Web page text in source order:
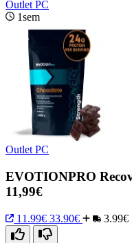
Outlet PC
1sem
Outlet PC
EVOTIONPRO
11,99€
11.99€ 33.90€ 3.99€